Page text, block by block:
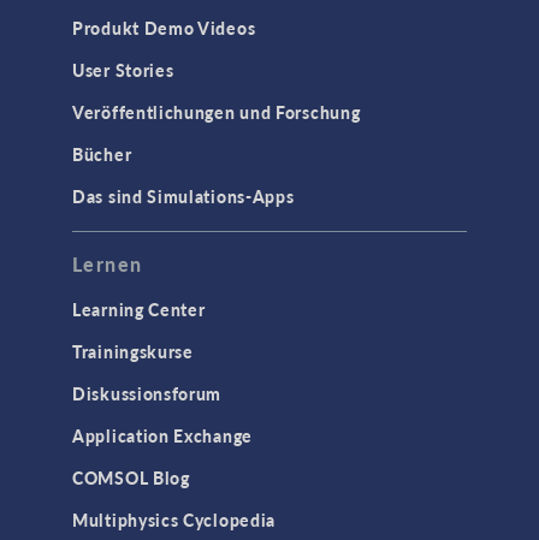
Produkt Demo Videos
User Stories
Veröffentlichungen und Forschung
Bücher
Das sind Simulations-Apps
Lernen
Learning Center
Trainingskurse
Diskussionsforum
Application Exchange
COMSOL Blog
Multiphysics Cyclopedia